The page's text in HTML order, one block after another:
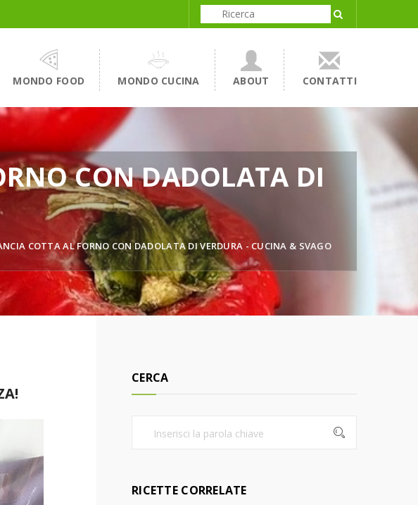
MONDO FOOD MONDO CUCINA ABOUT CONTATTI
CON DADOLATA DI
COTTA AL FORNO CON DADOLATA DI VERDURA - CUCINA & SVAGO
CERCA
RICETTE CORRELATE